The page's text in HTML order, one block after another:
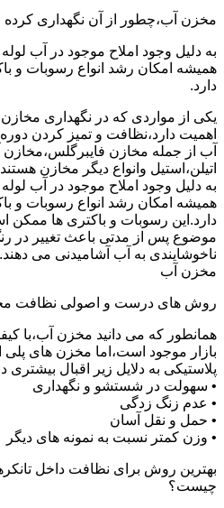
مخزن آب،چطور از آن نگهداری کرده
به دلیل وجود املاح موجود در آب
همیشه امکان رشد انواع رسوبات و
دارد.
یکی از مواردی که در نگهداری
اهمیت دارد،نظافت و تمیز کردن
آب از جمله مخازن
اتیلن،استیل وانواع دیگر مخازن
به دلیل وجود املاح موجود در آب
همیشه امکان رشد انواع رسوبات و
دارد.این رسوبات و باکتری ها ممکن
موضوع پس از مدتی باعث تغییر در
ناخوشایندی به آب آشامیدنی می دهند.
مخزن آب
روش های درست و اصولی نظافت
همانطور که می دانید مخزن آب،با
بازار موجود است،اما مخزن های پلی
پلاستیکی به دلایل زیر اقبال بیشتری
• سهولت در شستشو و نگهداری
• عدم زنگ زدگی
• حمل و نقل آسان
• وزن کمتر نسبت به نمونه های دیگر
بهترین روش برای نظافت داخل
چیست؟